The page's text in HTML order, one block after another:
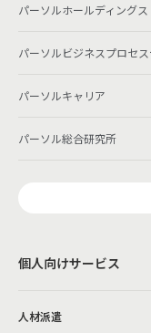
パーソルホールディングス
パーソルビジネスプロセ
パーソルキャリア
パーソル総合研究所
個人向けサービス
人材派遣